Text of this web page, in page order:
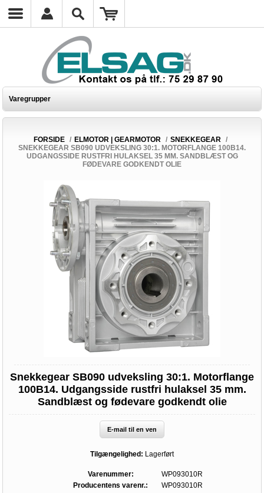
Varegrupper
FORSIDE / ELMOTOR | GEARMOTOR / SNEKKEGEAR /
SNEKKEGEAR SB090 UDVEKSLING 30:1. MOTORFLANGE 100B14.
UDGANGSSIDE RUSTFRI HULAKSEL 35 MM. SANDBLÆST OG
FØDEVARE GODKENDT OLIE
Snekkegear SB090 udveksling 30:1. Motorflange
100B14. Udgangsside rustfri hulaksel 35 mm.
Sandblæst og fødevare godkendt olie
E-mail til en ven
Tilgængelighed: Lagerført
Varenummer:
WP093010R
Producentens varenr.:
WP093010R